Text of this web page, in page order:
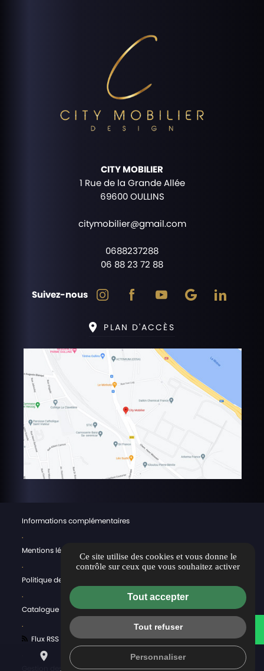
place mail
WhatsApp
CITY MOBILIER
1 Rue de la Grande Allée
69600 OULLINS
citymobilier@gmail.com
0688237288
06 88 23 72 88
Suivez-nous
PLAN D'ACCÈS
Informations complémentaires
.
Mentions légales
.
Politique de confidentialité & CGV
.
Catalogue
.
Flux RSS
Gestion des cookies
Ce site utilise des cookies et vous donne le
contrôle sur ceux que vous souhaitez activer
Tout accepter
Tout refuser
Personnaliser